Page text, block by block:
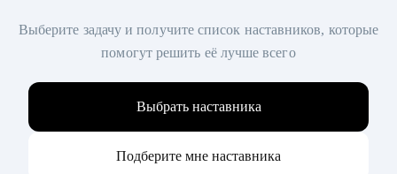
Выберите задачу и получите список наставников, которые
помогут решить её лучше всего
Выбрать наставника
Подберите мне наставника